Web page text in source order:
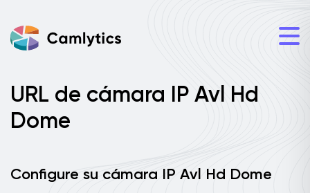
URL de cámara IP Avl Hd
Dome
Configure su cámara IP Avl Hd Dome